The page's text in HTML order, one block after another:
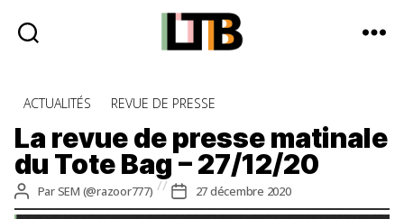
Bag
-
Média
d'information
quotidienne
Catégories
ACTUALITÉS REVUE DE PRESSE
La revue de presse matinale
du Tote Bag – 27/12/20
Auteur
de
ParSEM (@razoor777)
Date
de
27 décembre 2020